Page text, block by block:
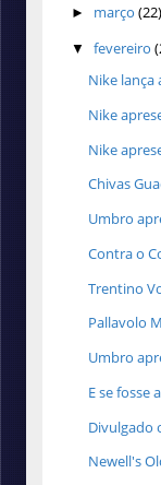
► março (22)
▼ fevereiro
Nike lança
Nike
Nike
Chivas
Umbro
Contra o
Trentino
Pallavolo
Umbro
E se fosse
Divulgado
Newell's